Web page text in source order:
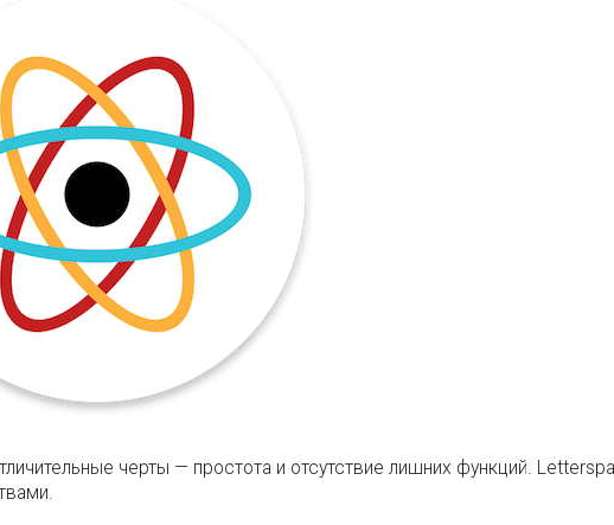
черты — простота и отсутствие лишних функций.